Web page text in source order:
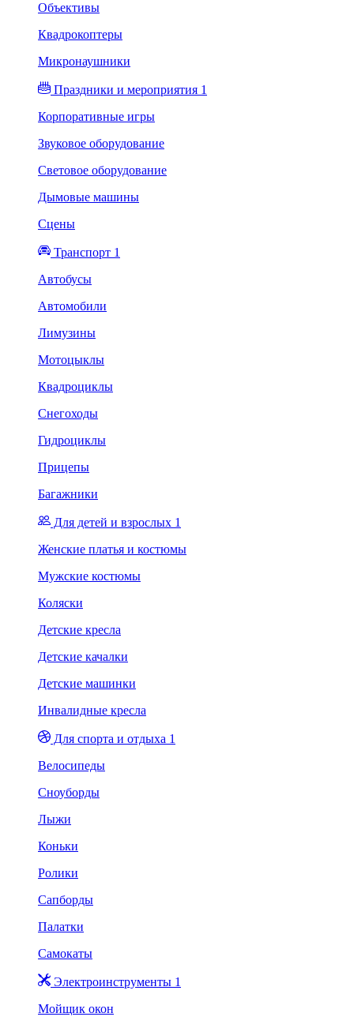
Объективы
Квадрокоптеры
Микронаушники
Праздники и мероприятия 1
Корпоративные игры
Звуковое оборудование
Световое оборудование
Дымовые машины
Сцены
Транспорт 1
Автобусы
Автомобили
Лимузины
Мотоцыклы
Квадроциклы
Снегоходы
Гидроциклы
Прицепы
Багажники
Для детей и взрослых 1
Женские платья и костюмы
Мужские костюмы
Коляски
Детские кресла
Детские качалки
Детские машинки
Инвалидные кресла
Для спорта и отдыха 1
Велосипеды
Сноуборды
Лыжи
Коньки
Ролики
Сапборды
Палатки
Самокаты
Электроинструменты 1
Мойщик окон